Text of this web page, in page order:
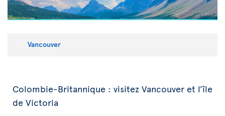
Vancouver
Colombie-Britannique : visitez Vancouver et l’île
de Victoria